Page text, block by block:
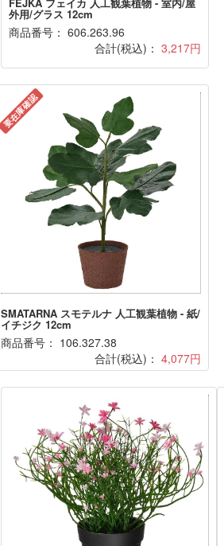
外用/グラス 12cm
商品番号： 606.263.96
合計(税込)：3,217円
要在庫確認
SMATARNA スモテルナ 人工観葉植物 - 紙/
イチジク 12cm
商品番号： 106.327.38
合計(税込)：4,077円